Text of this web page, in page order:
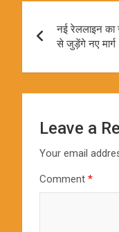
navigation
नई रेललाइन का
से जुड़ेंगे नए मार्ग
Leave a
Your email
Comment *